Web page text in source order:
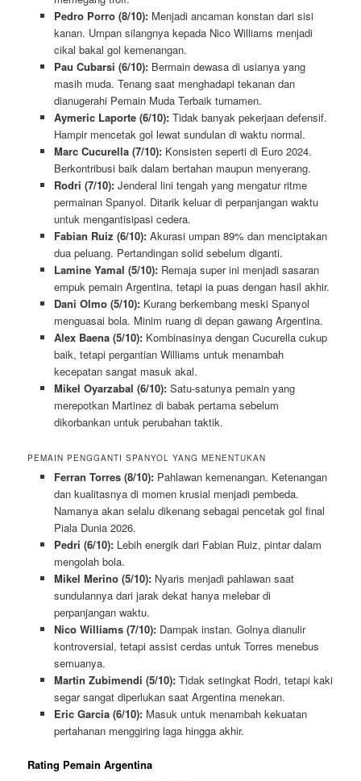
Pedro Porro (8/10):Menjadi ancaman konstan dari sisi
kanan. Umpan silangnya kepada Nico Williams menjadi
cikal bakal gol kemenangan.
Pau Cubarsi (6/10):Bermain dewasa di usianya yang
masih muda. Tenang saat menghadapi tekanan dan
dianugerahi Pemain Muda Terbaik turnamen.
Aymeric Laporte (6/10):Tidak banyak pekerjaan defensif.
Hampir mencetak gol lewat sundulan di waktu normal.
Marc Cucurella (7/10):Konsisten seperti di Euro 2024.
Berkontribusi baik dalam bertahan maupun menyerang.
Rodri (7/10):Jenderal lini tengah yang mengatur ritme
permainan Spanyol. Ditarik keluar di perpanjangan waktu
untuk mengantisipasi cedera.
Fabian Ruiz (6/10):Akurasi umpan 89% dan menciptakan
dua peluang. Pertandingan solid sebelum diganti.
Lamine Yamal (5/10):Remaja super ini menjadi sasaran
empuk pemain Argentina, tetapi ia puas dengan hasil akhir.
Dani Olmo (5/10):Kurang berkembang meski Spanyol
menguasai bola. Minim ruang di depan gawang Argentina.
Alex Baena (5/10):Kombinasinya dengan Cucurella cukup
baik, tetapi pergantian Williams untuk menambah
kecepatan sangat masuk akal.
Mikel Oyarzabal (6/10):Satu-satunya pemain yang
merepotkan Martinez di babak pertama sebelum
dikorbankan untuk perubahan taktik.
PEMAIN PENGGANTI SPANYOL YANG MENENTUKAN
Ferran Torres (8/10):Pahlawan kemenangan. Ketenangan
dan kualitasnya di momen krusial menjadi pembeda.
Namanya akan selalu dikenang sebagai pencetak gol final
Piala Dunia 2026.
Pedri (6/10):Lebih energik dari Fabian Ruiz, pintar dalam
mengolah bola.
Mikel Merino (5/10):Nyaris menjadi pahlawan saat
sundulannya dari jarak dekat hanya melebar di
perpanjangan waktu.
Nico Williams (7/10):Dampak instan. Golnya dianulir
kontroversial, tetapi assist cerdas untuk Torres menebus
semuanya.
Martin Zubimendi (5/10):Tidak setingkat Rodri, tetapi kaki
segar sangat diperlukan saat Argentina menekan.
Eric Garcia (6/10):Masuk untuk menambah kekuatan
pertahanan menggiring laga hingga akhir.
Rating Pemain Argentina